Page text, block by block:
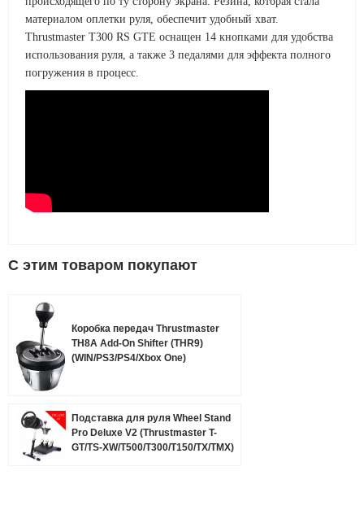
материалом оплетки руля, обеспечит удобный хват.
Thrustmaster T300 RS GTE оснащен 14 кнопками для удобства
использования руля, а также 3 педалями для эффекта полного
погружения в процесс.
C этим товаром покупают
Коробка передач Thrustmaster
TH8A Add-On Shifter (THR9)
(WIN/PS3/PS4/Xbox One)
Подставка для руля Wheel Stand
Pro Deluxe V2 (Thrustmaster T-
GT/TS-XW/T500/T300/T150/TX/TMX)